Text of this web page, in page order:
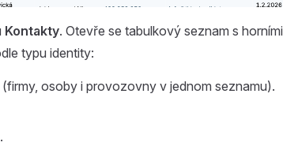
Kontakty. Otevře se tabulkový seznam s horními
typu identity:
osoby i provozovny v jednom seznamu).